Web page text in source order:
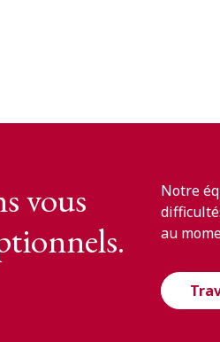
vous
Notre
au